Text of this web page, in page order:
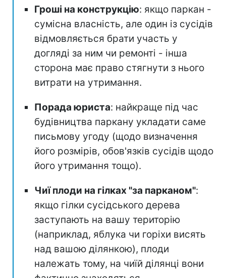
Гроші на конструкцію: якщо паркан -
сумісна власність, але один із сусідів
відмовляється брати участь у
догляді за ним чи ремонті - інша
сторона має право стягнути з нього
витрати на утримання.
Порада юриста: найкраще під час
будівництва паркану укладати саме
письмову угоду (щодо визначення
його розмірів, обов'язків сусідів щодо
його утримання тощо).
Чиї плоди на гілках "за парканом":
якщо гілки сусідського дерева
заступають на вашу територію
(наприклад, яблука чи горіхи висять
над вашою ділянкою), плоди
належать тому, на чиїй ділянці вони